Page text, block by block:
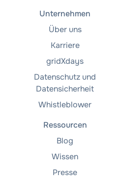
Unternehmen
Über uns
Karriere
gridXdays
Datenschutz und
Datensicherheit
Whistleblower
Ressourcen
Blog
Wissen
Presse